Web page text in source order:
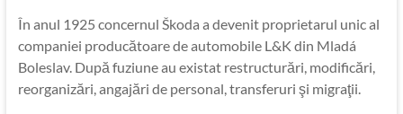
În anul 1925 concernul Škoda a devenit proprietarul unic al
companiei producătoare de automobile L&K din Mladá
Boleslav. După fuziune au existat restructurări, modificări,
reorganizări, angajări de personal, transferuri şi migraţii.